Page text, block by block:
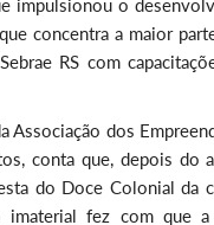
impulsionou o
concentra a maior
RS com
Associação dos
conta que, depois do
do Doce Colonial da
imaterial fez com que